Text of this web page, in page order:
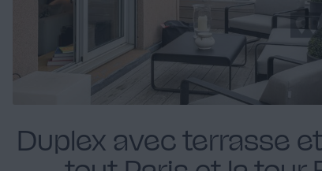
Duplex avec terrasse